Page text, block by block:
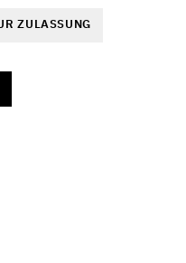
ZULASSUNG